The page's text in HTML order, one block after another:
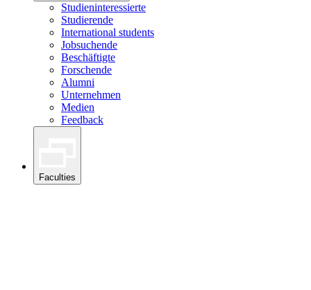
Studieninteressierte
Studierende
International students
Jobsuchende
Beschäftigte
Forschende
Alumni
Unternehmen
Medien
Feedback
Faculties